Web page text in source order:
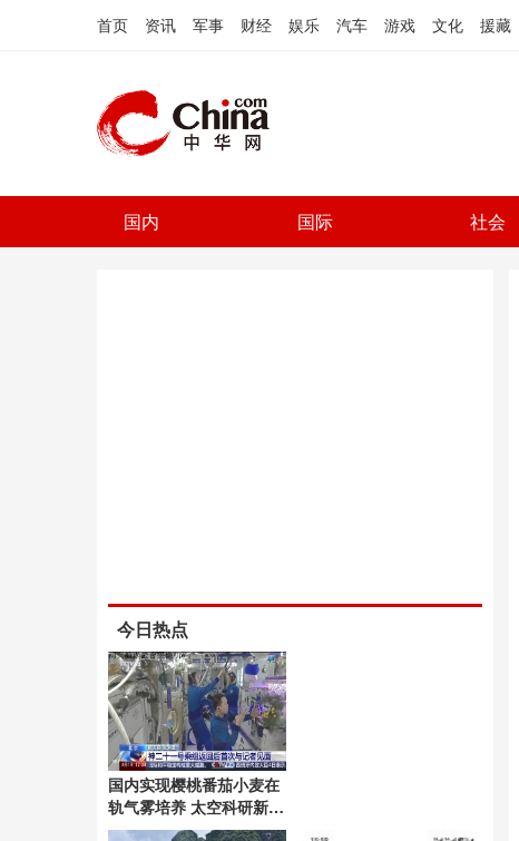
首页 资讯 军事 财经 娱乐 汽车 游戏 文化 援藏
国内 国际 社会
今日热点
国内实现樱桃番茄小麦在
轨气雾培养 太空科研新突
破